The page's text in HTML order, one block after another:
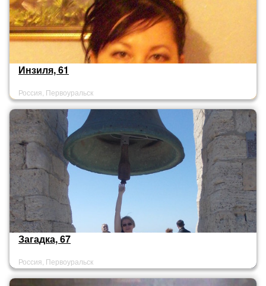
Инзиля, 61
Россия, Первоуральск
Загадка, 67
Россия, Первоуральск